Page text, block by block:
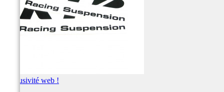
Exclusivité web !